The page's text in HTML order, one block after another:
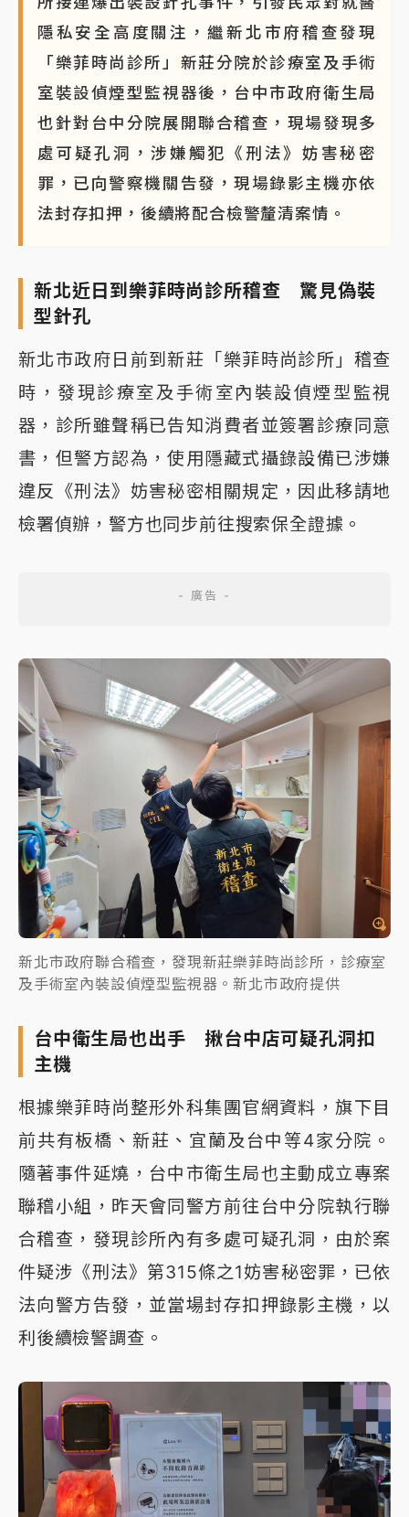
隱私安全高度關注，繼新北市府稽查發現
「樂菲時尚診所」新莊分院於診療室及手術
室裝設偵煙型監視器後，台中市政府衛生局
也針對台中分院展開聯合稽查，現場發現多
處可疑孔洞，涉嫌觸犯《刑法》妨害秘密
罪，已向警察機關告發，現場錄影主機亦依
法封存扣押，後續將配合檢警釐清案情。
新北近日到樂菲時尚診所稽查 驚見偽裝
型針孔
新北市政府日前到新莊「樂菲時尚診所」稽查
時，發現診療室及手術室內裝設偵煙型監視
器，診所雖聲稱已告知消費者並簽署診療同意
書，但警方認為，使用隱藏式攝錄設備已涉嫌
違反《刑法》妨害秘密相關規定，因此移請地
檢署偵辦，警方也同步前往搜索保全證據。
新北市政府聯合稽查，發現新莊樂菲時尚診所，診療室
及手術室內裝設偵煙型監視器。新北市政府提供
台中衛生局也出手 揪台中店可疑孔洞扣
主機
根據樂菲時尚整形外科集團官網資料，旗下目
前共有板橋、新莊、宜蘭及台中等4家分院。
隨著事件延燒，台中市衛生局也主動成立專案
聯稽小組，昨天會同警方前往台中分院執行聯
合稽查，發現診所內有多處可疑孔洞，由於案
件疑涉《刑法》第315條之1妨害秘密罪，已依
法向警方告發，並當場封存扣押錄影主機，以
利後續檢警調查。